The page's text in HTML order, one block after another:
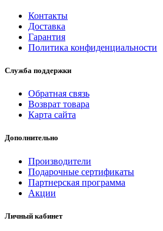
Контакты
Доставка
Гарантия
Политика конфиденциальности
Служба поддержки
Обратная связь
Возврат товара
Карта сайта
Дополнительно
Производители
Подарочные сертификаты
Партнерская программа
Акции
Личный кабинет